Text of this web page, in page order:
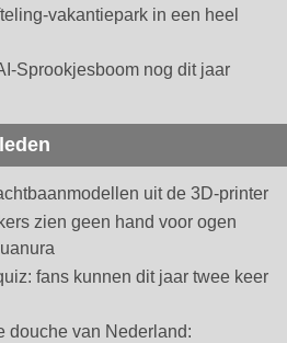
vakantiepark in een heel
Sprookjesboom nog dit jaar
uit de 3D-printer
zien geen hand voor ogen
fans kunnen dit jaar twee keer
douche van Nederland: